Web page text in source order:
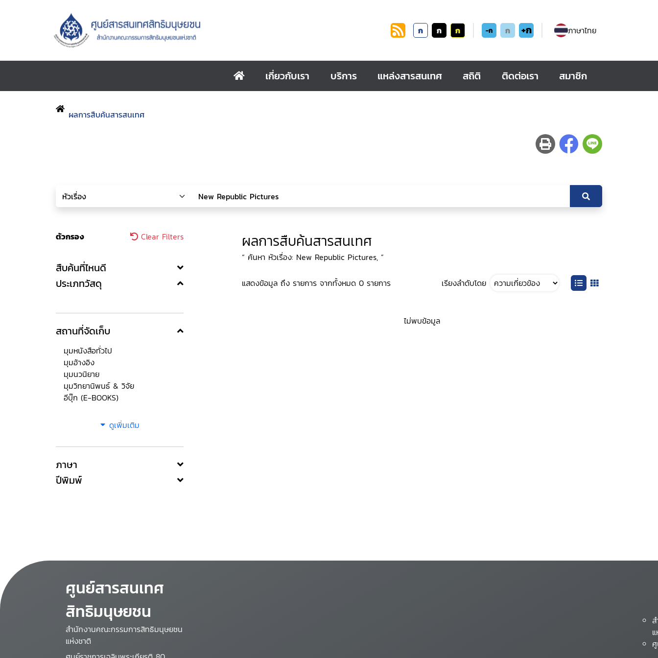
ก ก ก -ก ก +ก ภาษาไทย
เกี่ยวกับเรา บริการ แหล่งสารสนเทศ สถิติ ติดต่อเรา สมาชิก
ผลการสืบค้นสารสนเทศ
ตัวกรอง Clear Filters
สืบค้นที่ไหนดี
ประเภทวัสดุ
สถานที่จัดเก็บ
มุมหนังสือทั่วไป
มุมอ้างอิง
มุมนวนิยาย
มุมวิทยานิพนธ์ & วิจัย
อีบุ๊ก (E-BOOKS)
ดูเพิ่มเติม
ภาษา
ปีพิมพ์
ผลการสืบค้นสารสนเทศ
“ ค้นหา หัวเรื่อง: New Republic Pictures, ”
แสดงข้อมูล ถึง รายการ จากทั้งหมด 0 รายการ เรียงลำดับโดย
ไม่พบข้อมูล
ศูนย์สารสนเทศ
สิทธิมนุษยชน
สำนักงานคณะกรรมการสิทธิมนุษยชน
แห่งชาติ